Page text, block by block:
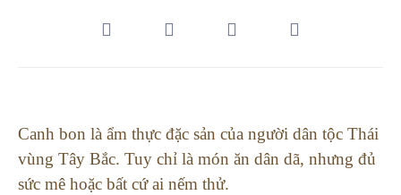
Canh bon là ẩm thực đặc sản của người dân tộc Thái
vùng Tây Bắc. Tuy chỉ là món ăn dân dã, nhưng đủ
sức mê hoặc bất cứ ai nếm thử.